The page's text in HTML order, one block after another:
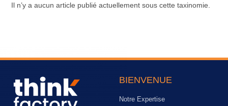
Il n’y a aucun article publié actuellement sous cette taxinomie.
BIENVENUE
Notre Expertise